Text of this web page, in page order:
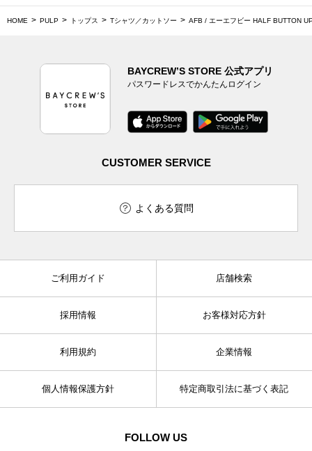
HOME PULP トップス Tシャツ／カットソー AFB / エーエフビー HALF BUTTON
BAYCREW’S STORE 公式アプリ
パスワードレスでかんたんログイン
CUSTOMER SERVICE
よくある質問
ご利用ガイド 店舗検索
採用情報 お客様対応方針
利用規約 企業情報
個人情報保護方針 特定商取引法に基づく表記
FOLLOW US